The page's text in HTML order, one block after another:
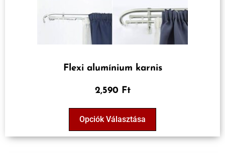
Flexi alumínium karnis
2,590 Ft
Opciók Választása